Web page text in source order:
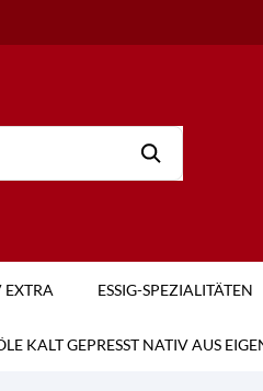
ESSIG-SPEZIALITÄTEN
KALT GEPRESST NATIV AUS